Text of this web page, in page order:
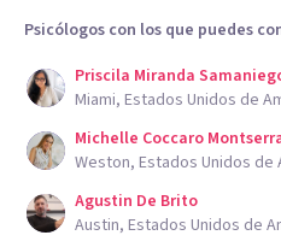
Psicólogos con los que puedes
Priscila Miranda
Miami, Estados Unidos de
Michelle Coccaro
Weston, Estados Unidos de
Agustin De Brito
Austin, Estados Unidos de